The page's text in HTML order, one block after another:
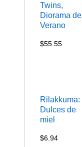
Twins,
Diorama de
Verano
$55.55
Rilakkuma:
Dulces de
miel
$6.94